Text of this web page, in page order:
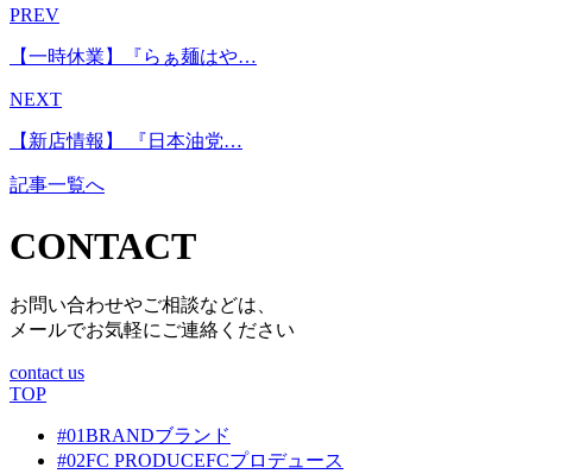
PREV
【一時休業】『らぁ麺はや…
NEXT
【新店情報】 『日本油党…
記事一覧へ
CONTACT
お問い合わせやご相談などは、
メールでお気軽にご連絡ください
contact us
TOP
#01BRANDブランド
#02FC PRODUCEFCプロデュース